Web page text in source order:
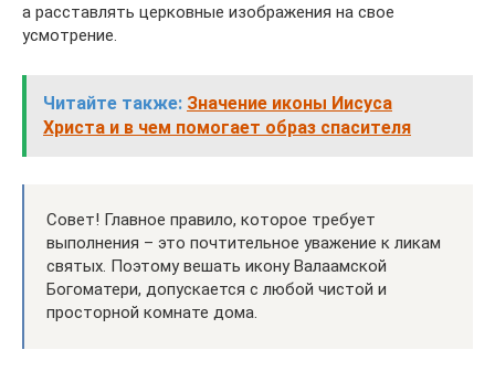
а расставлять церковные изображения на свое
усмотрение.
Читайте также: Значение иконы Иисуса
Христа и в чем помогает образ спасителя
Совет! Главное правило, которое требует
выполнения – это почтительное уважение к ликам
святых. Поэтому вешать икону Валаамской
Богоматери, допускается с любой чистой и
просторной комнате дома.